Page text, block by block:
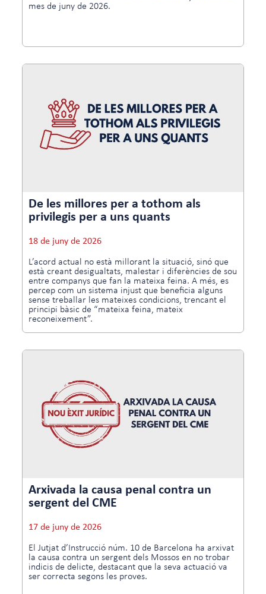
mes de juny de 2026.
De les millores per a tothom als
privilegis per a uns quants
18 de juny de 2026
L’acord actual no està millorant la situació, sinó que
està creant desigualtats, malestar i diferències de sou
entre companys que fan la mateixa feina. A més, es
percep com un sistema injust que beneficia alguns
sense treballar les mateixes condicions, trencant el
principi bàsic de “mateixa feina, mateix
reconeixement”.
Arxivada la causa penal contra un
sergent del CME
17 de juny de 2026
El Jutjat d’Instrucció núm. 10 de Barcelona ha arxivat
la causa contra un sergent dels Mossos en no trobar
indicis de delicte, destacant que la seva actuació va
ser correcta segons les proves.